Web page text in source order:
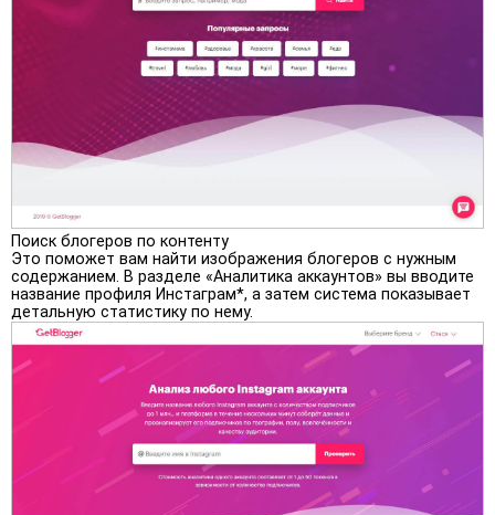
Поиск блогеров по контенту
Это поможет вам найти изображения блогеров с нужным
содержанием. В разделе «Аналитика аккаунтов» вы вводите
название профиля Инстаграм*, а затем система показывает
детальную статистику по нему.